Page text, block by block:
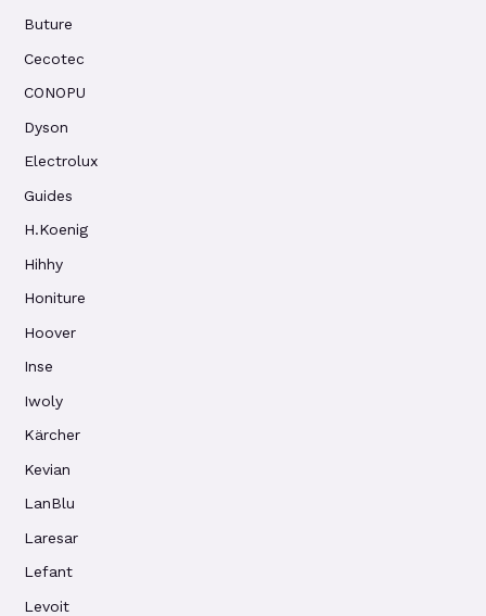
Buture
Cecotec
CONOPU
Dyson
Electrolux
Guides
H.Koenig
Hihhy
Honiture
Hoover
Inse
Iwoly
Kärcher
Kevian
LanBlu
Laresar
Lefant
Levoit